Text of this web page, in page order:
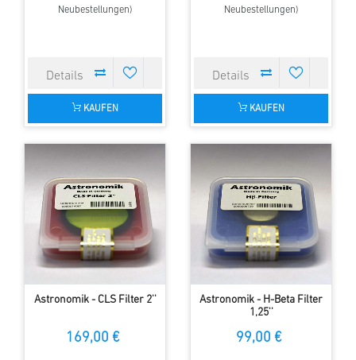
Neubestellungen)
KAUFEN
Neubestellungen)
KAUFEN
Astronomik - CLS Filter 2''
169,00 €
Astronomik - H-Beta Filter
1,25''
99,00 €